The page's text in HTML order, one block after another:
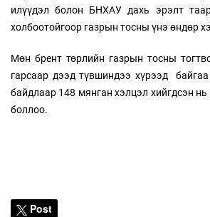
илүүдэл болон БНХАУ дахь эрэлт
холбоотойгоор газрын тосны үнэ өндөр
Мөн брент төрлийн газрын тосны
гарсаар дээд түвшиндээ хүрээд
байдлаар 148 мянган хэлцэл хийгдсэн нь
боллоо.
Post